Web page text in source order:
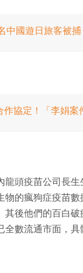
中國遊日旅客被捕
協定！「李娟
龍頭疫苗公司長
物的瘋狗症疫苗
其後他們的百白
數流通市面，具